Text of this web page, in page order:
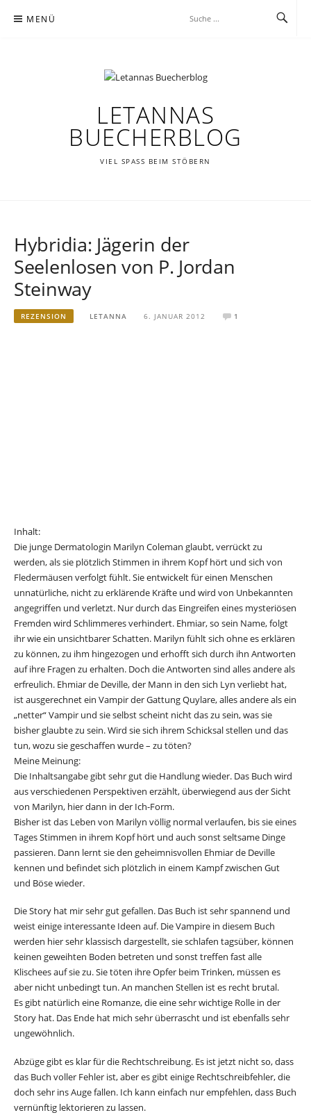
Inhalt MENÜ
LETANNAS
BUECHERBLOG
VIEL SPASS BEIM STÖBERN
Hybridia: Jägerin der
Seelenlosen von P. Jordan
Steinway
REZENSION LETANNA 6. JANUAR 2012 1
Inhalt:
Die junge Dermatologin Marilyn Coleman glaubt, verrückt zu
werden, als sie plötzlich Stimmen in ihrem Kopf hört und sich von
Fledermäusen verfolgt fühlt. Sie entwickelt für einen Menschen
unnatürliche, nicht zu erklärende Kräfte und wird von Unbekannten
angegriffen und verletzt. Nur durch das Eingreifen eines mysteriösen
Fremden wird Schlimmeres verhindert. Ehmiar, so sein Name, folgt
ihr wie ein unsichtbarer Schatten. Marilyn fühlt sich ohne es erklären
zu können, zu ihm hingezogen und erhofft sich durch ihn Antworten
auf ihre Fragen zu erhalten. Doch die Antworten sind alles andere als
erfreulich. Ehmiar de Deville, der Mann in den sich Lyn verliebt hat,
ist ausgerechnet ein Vampir der Gattung Quylare, alles andere als ein
„netter“ Vampir und sie selbst scheint nicht das zu sein, was sie
bisher glaubte zu sein. Wird sie sich ihrem Schicksal stellen und das
tun, wozu sie geschaffen wurde – zu töten?
Meine Meinung:
Die Inhaltsangabe gibt sehr gut die Handlung wieder. Das Buch wird
aus verschiedenen Perspektiven erzählt, überwiegend aus der Sicht
von Marilyn, hier dann in der Ich-Form.
Bisher ist das Leben von Marilyn völlig normal verlaufen, bis sie eines
Tages Stimmen in ihrem Kopf hört und auch sonst seltsame Dinge
passieren. Dann lernt sie den geheimnisvollen Ehmiar de Deville
kennen und befindet sich plötzlich in einem Kampf zwischen Gut
und Böse wieder.
Die Story hat mir sehr gut gefallen. Das Buch ist sehr spannend und
weist einige interessante Ideen auf. Die Vampire in diesem Buch
werden hier sehr klassisch dargestellt, sie schlafen tagsüber, können
keinen geweihten Boden betreten und sonst treffen fast alle
Klischees auf sie zu. Sie töten ihre Opfer beim Trinken, müssen es
aber nicht unbedingt tun. An manchen Stellen ist es recht brutal.
Es gibt natürlich eine Romanze, die eine sehr wichtige Rolle in der
Story hat. Das Ende hat mich sehr überrascht und ist ebenfalls sehr
ungewöhnlich.
Abzüge gibt es klar für die Rechtschreibung. Es ist jetzt nicht so, dass
das Buch voller Fehler ist, aber es gibt einige Rechtschreibfehler, die
doch sehr ins Auge fallen. Ich kann einfach nur empfehlen, dass Buch
vernünftig lektorieren zu lassen.